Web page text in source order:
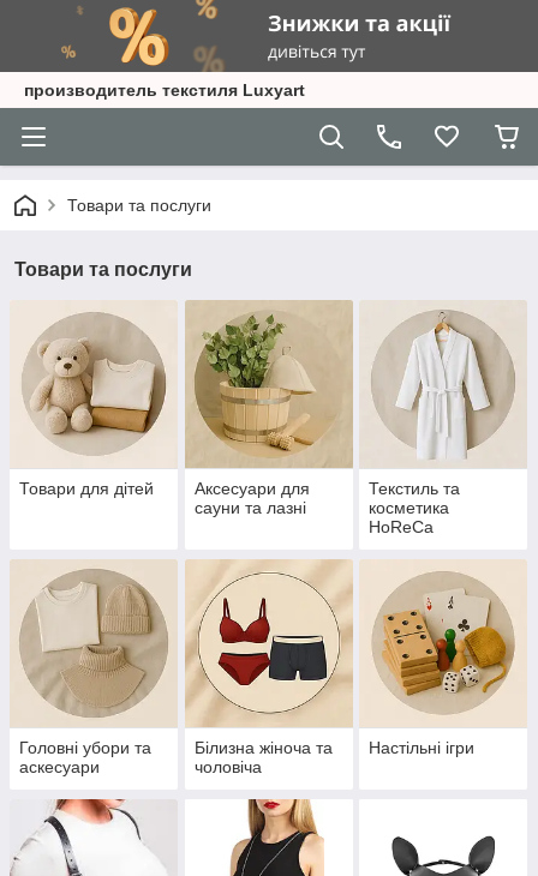
производитель текстиля Luxyart
Товари та послуги
Товари та послуги
Товари для дітей
Аксесуари для
сауни та лазні
Текстиль та
косметика
HoReCa
Головні убори та
аскесуари
Білизна жіноча та
чоловіча
Настільні ігри